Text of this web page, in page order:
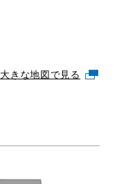
大きな地図で見る